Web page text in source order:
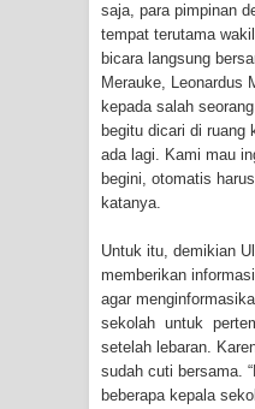
Indonesia
Profil
Istimewa
Hamadi
Gempa
Imbau
saja, para pimpinan
tempat terutama
bicara langsung
Merauke, Leonardus
kepada salah
begitu dicari di ruang
ada lagi. Kami mau
begini, otomatis
katanya.
Untuk itu, demikian
memberikan
agar
sekolah untuk
setelah lebaran.
sudah cuti bersama.
beberapa kepala